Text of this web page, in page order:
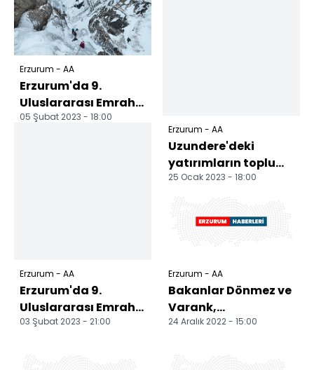
Erzurum - AA
Erzurum'da 9.
Uluslararası Emrah
Özbay Buz ve Kaya
05 Şubat 2023 - 18:00
Erzurum - AA
Erzurum'da 9.
Uluslararası Emrah
Özbay Buz ve Kaya
03 Şubat 2023 - 21:00
Erzurum - AA
Uzundere'deki
yatırımların toplu
açılışı yapıldı
25 Ocak 2023 - 18:00
Erzurum - AA
Bakanlar Dönmez ve
Varank,
Erzurum'daki toplu
24 Aralık 2022 - 15:00